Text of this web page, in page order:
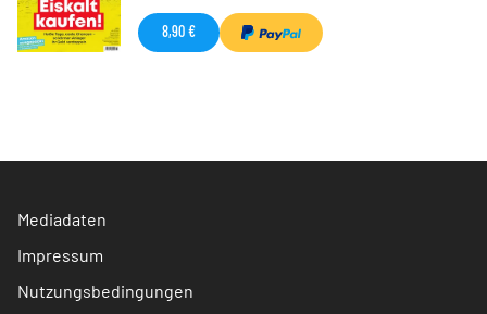
8,90 €
Mediadaten
Impressum
Nutzungsbedingungen